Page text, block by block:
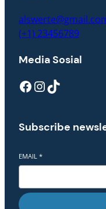
(+1) 23456789
Media Sosial
Facebook InstagramTikTok
Subscribe
EMAIL *